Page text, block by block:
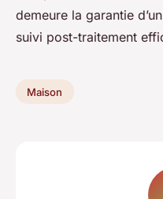
demeure la garantie
suivi post-traitement
Maison